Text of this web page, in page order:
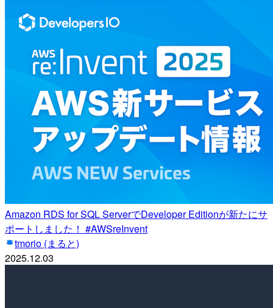
Amazon RDS for SQL ServerでDeveloper Editionが新たにサ
ポートしました！ #AWSreInvent
tmorio (まると)
2025.12.03